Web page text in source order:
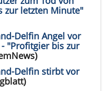
zur letzten Minute"
Delfin Angel vor
"Profitgier bis zur
Delfin stirbt vor